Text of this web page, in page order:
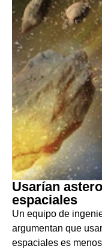
Usarían
espaciales
Un equipo de
argumentan que
espaciales es